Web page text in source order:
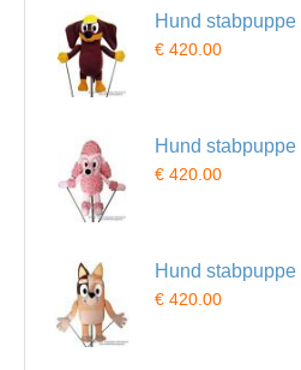
Hund stabpuppe
€ 420.00
Hund stabpuppe
€ 420.00
Hund stabpuppe
€ 420.00